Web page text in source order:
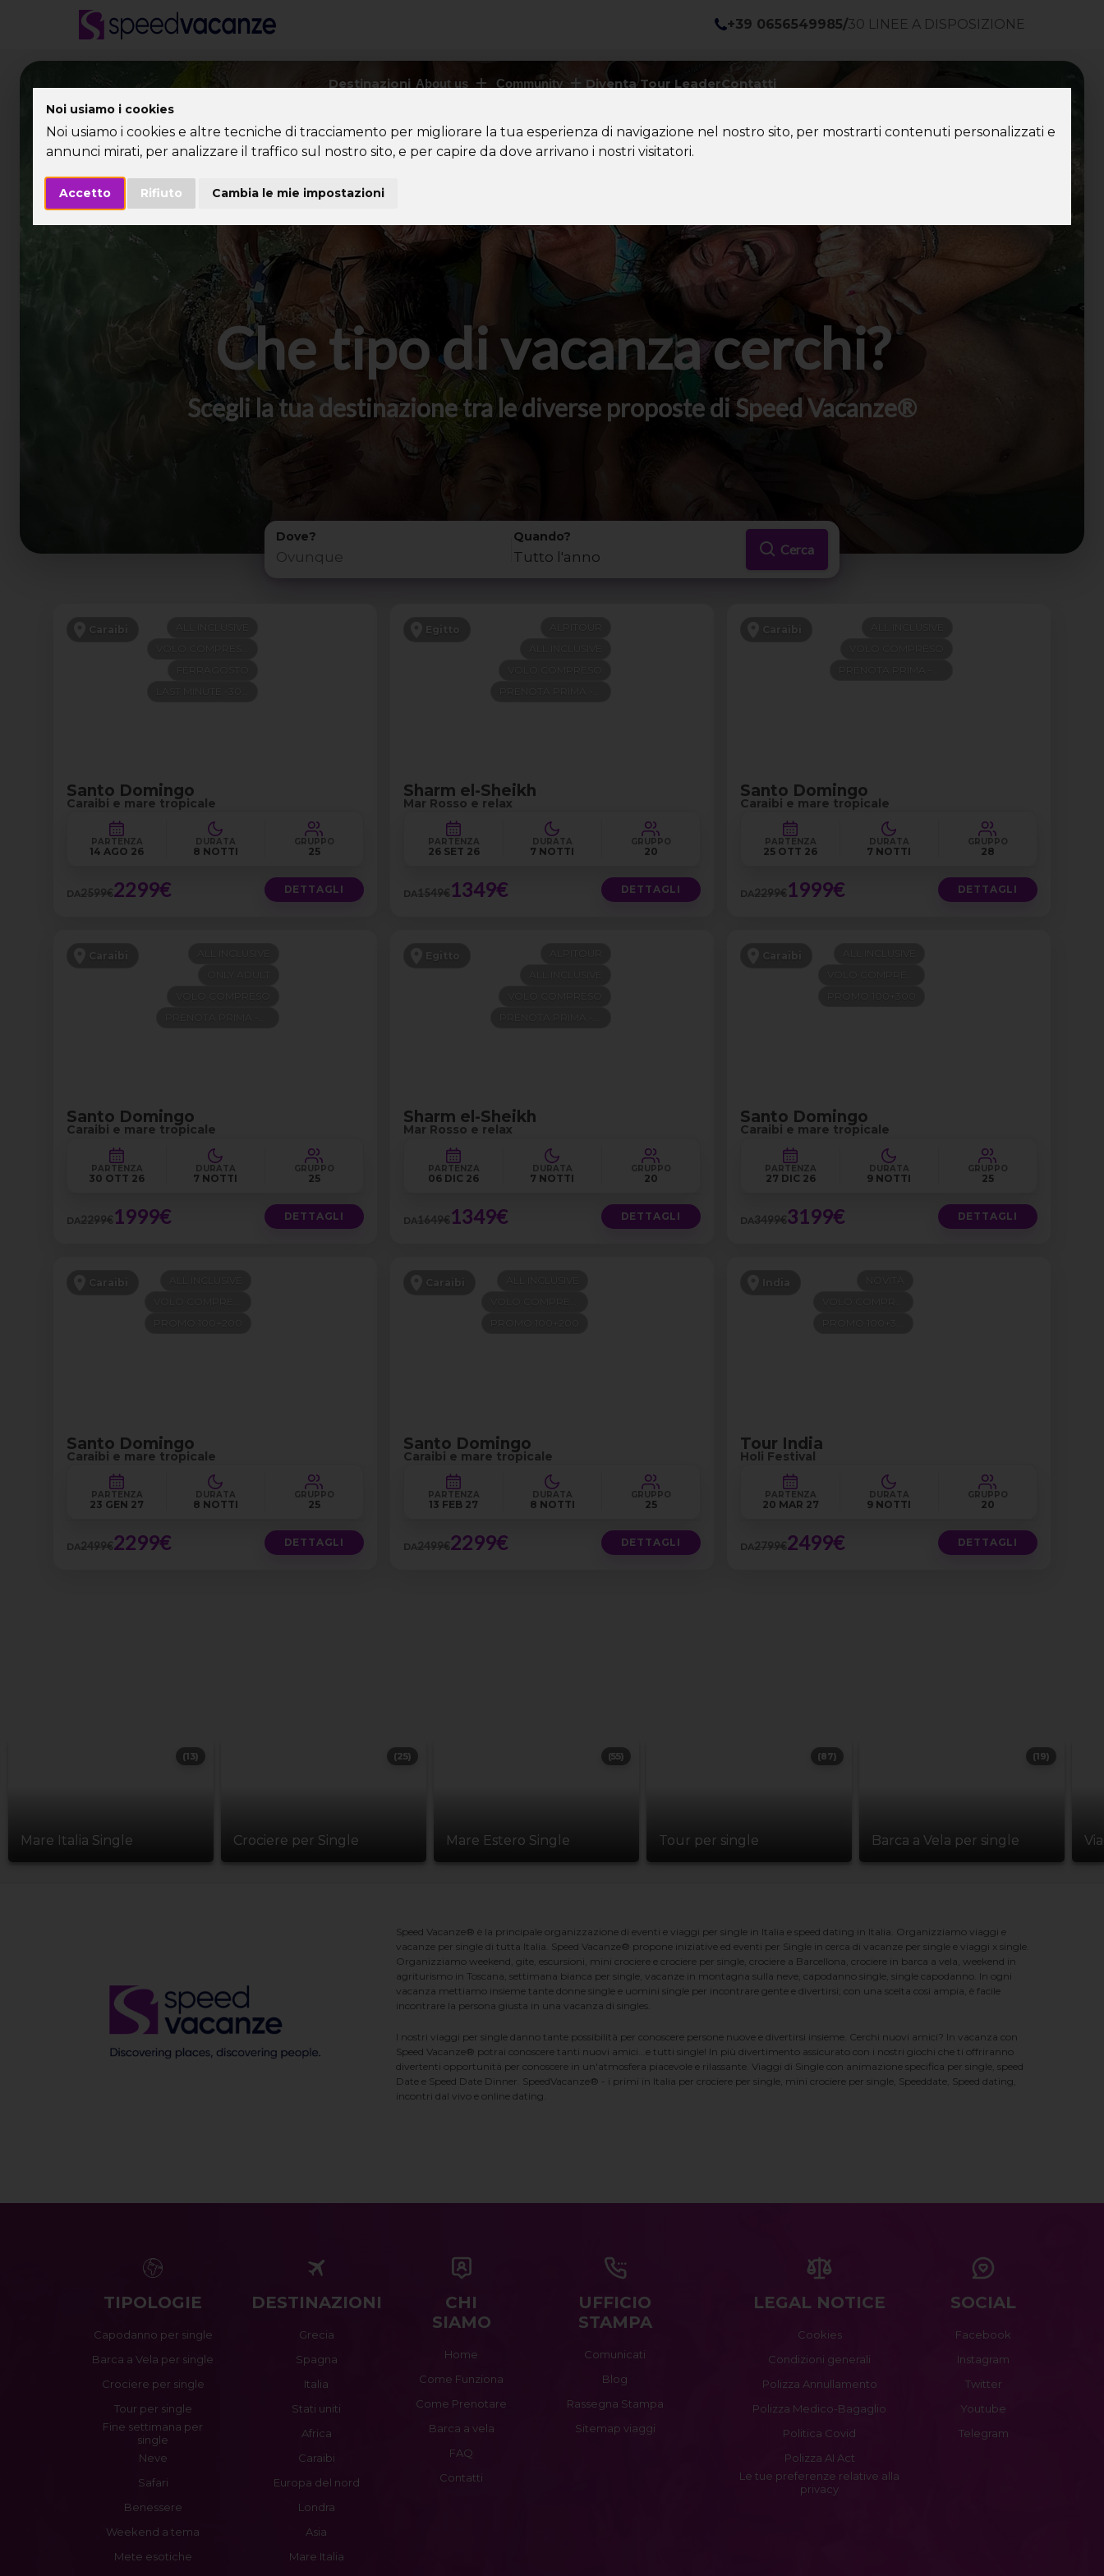
Noi usiamo i cookies
Noi usiamo i cookies e altre tecniche di tracciamento per migliorare la tua esperienza di navigazione nel nostro sito, per mostrarti contenuti personalizzati e
annunci mirati, per analizzare il traffico sul nostro sito, e per capire da dove arrivano i nostri visitatori.
Accetto Rifiuto Cambia le mie impostazioni
+39 0656549985/30 LINEE A DISPOSIZIONE
Destinazioni About us Community Diventa Tour LeaderContatti
Che tipo di vacanza cerchi?
Scegli la tua destinazione tra le diverse proposte di Speed Vacanze®
Dove? Quando?
Tutto l'anno Cerca
Caraibi
Santo Domingo
Caraibi e mare tropicale
PARTENZA
14 AGO 26
DURATA
8 NOTTI
GRUPPO
25
DA2599€2299€ DETTAGLI
Egitto
Sharm el-Sheikh
Mar Rosso e relax
PARTENZA
26 SET 26
DURATA
7 NOTTI
GRUPPO
20
DA1549€1349€ DETTAGLI
Caraibi
Santo Domingo
Caraibi e mare tropicale
PARTENZA
25 OTT 26
DURATA
7 NOTTI
GRUPPO
28
DA2299€1999€ DETTAGLI
Caraibi
Santo Domingo
Caraibi e mare tropicale
PARTENZA
30 OTT 26
DURATA
7 NOTTI
GRUPPO
25
DA2299€1999€ DETTAGLI
Egitto
Sharm el-Sheikh
Mar Rosso e relax
PARTENZA
06 DIC 26
DURATA
7 NOTTI
GRUPPO
20
DA1649€1349€ DETTAGLI
Caraibi
Santo Domingo
Caraibi e mare tropicale
PARTENZA
27 DIC 26
DURATA
9 NOTTI
GRUPPO
25
DA3499€3199€ DETTAGLI
Caraibi
Santo Domingo
Caraibi e mare tropicale
PARTENZA
23 GEN 27
DURATA
8 NOTTI
GRUPPO
25
DA2499€2299€ DETTAGLI
Caraibi
Santo Domingo
Caraibi e mare tropicale
PARTENZA
13 FEB 27
DURATA
8 NOTTI
GRUPPO
25
DA2499€2299€ DETTAGLI
India
Tour India
Holi Festival
PARTENZA
20 MAR 27
DURATA
9 NOTTI
GRUPPO
20
DA2799€2499€ DETTAGLI
Mare Italia Single
(13)
Crociere per Single
(25)
Mare Estero Single
(55)
Tour per single
(87)
Barca a Vela per single
(19)
Speed Vacanze® è la principale organizzazione di eventi e viaggi per single in Italia e speed dating in Italia. Organizziamo viaggi e
vacanze per single di tutta Italia. Speed Vacanze® propone iniziative ed eventi per Single in cerca di vacanze per single e viaggi x single.
Organizziamo weekend, gite, escursioni, mini crociere e crociere per single, crociere a Barcellona, crociere in barca a vela, weekend in
agriturismo in Toscana, settimana bianca per single, vacanze in montagna sulla neve, capodanno single, single capodanno. In ogni
vacanza mettiamo insieme tante donne single e uomini single per incontrare gente e divertirsi; con una scelta cosi ampia, è facile
incontrare la persona giusta in una vacanza di singles.
I nostri viaggi per single danno tante possibilità per conoscere persone nuove e divertirsi insieme. Cerchi nuovi amici? In vacanza con
Speed Vacanze® potrai conoscere tanti nuovi amici...e tutti single! In più divertimento assicurato con i nostri giochi che ti offriranno
divertenti opportunità per conoscere in un'atmosfera piacevole e rilassante. Viaggi di Single con animazione specifica per single, speed
Date e Speed Date Dinner. SpeedVacanze® - i primi in Italia per crociere per single, mini crociere per single, Speeddate, Speed dating,
incontri dal vivo e online dating.
TIPOLOGIE
Capodanno per single
Barca a Vela per single
Crociere per single
Tour per single
Fine settimana per
single
Neve
Safari
Benessere
Weekend a tema
Mete esotiche
DESTINAZIONI
Grecia
Spagna
Italia
Stati uniti
Africa
Caraibi
Europa del nord
Londra
Asia
Mare Italia
CHI
SIAMO
Home
Come Funziona
Come Prenotare
Barca a vela
FAQ
Contatti
UFFICIO
STAMPA
Comunicati
Blog
Rassegna Stampa
Sitemap viaggi
LEGAL NOTICE
Cookies
Condizioni generali
Polizza Annullamento
Polizza Medico-Bagaglio
Politica Covid
Polizza AI Act
Le tue preferenze relative alla
privacy
SOCIAL
Facebook
Instagram
Twitter
Youtube
Telegram